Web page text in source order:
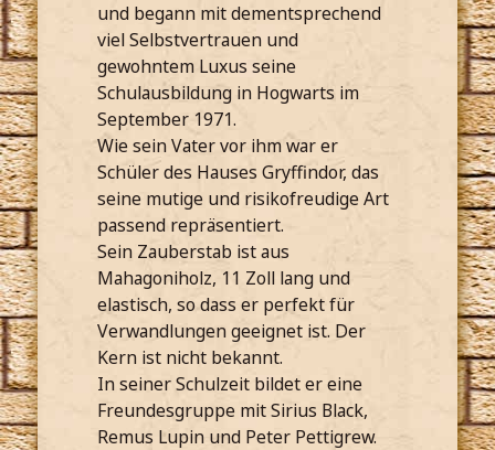
und begann mit dementsprechend
viel Selbstvertrauen und
gewohntem Luxus seine
Schulausbildung in Hogwarts im
September 1971.
Wie sein Vater vor ihm war er
Schüler des Hauses Gryffindor, das
seine mutige und risikofreudige Art
passend repräsentiert.
Sein Zauberstab ist aus
Mahagoniholz, 11 Zoll lang und
elastisch, so dass er perfekt für
Verwandlungen geeignet ist. Der
Kern ist nicht bekannt.
In seiner Schulzeit bildet er eine
Freundesgruppe mit Sirius Black,
Remus Lupin und Peter Pettigrew.